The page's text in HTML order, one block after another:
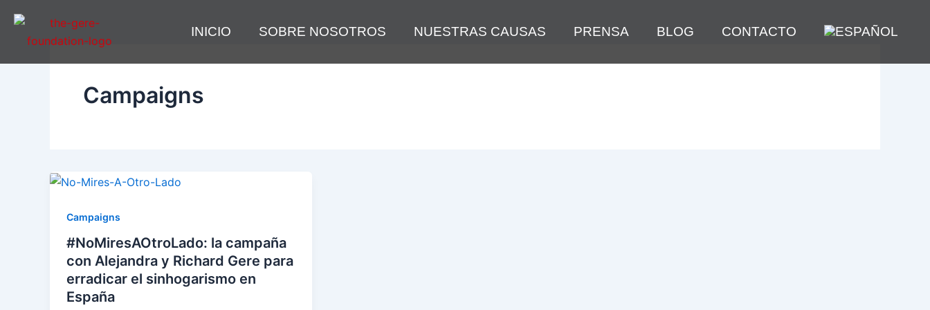
contenido
INICIO SOBRE NOSOTROS NUESTRAS CAUSAS PRENSA BLOG CONTACTO
Campaigns
Campaigns
#NoMiresAOtroLado: la campaña
con Alejandra y Richard Gere para
erradicar el sinhogarismo en
España